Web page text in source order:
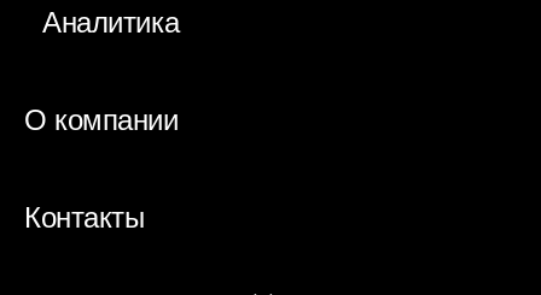
Аналитика
О компании
Контакты